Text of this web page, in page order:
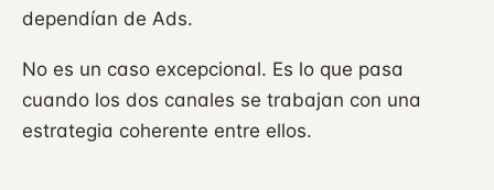
dependían de Ads.
No es un caso excepcional. Es lo que pasa
cuando los dos canales se trabajan con una
estrategia coherente entre ellos.